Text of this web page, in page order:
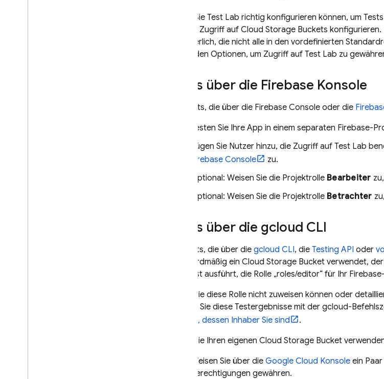
Damit Sie Test Lab richtig konfigurieren können, um
Sie den Zugriff auf Cloud Storage Buckets
erforderlich, die nicht alle in den vordefinierten
folgenden Optionen, um Zugriff auf Test Lab zu
Tests über die Firebase Konsole
Für Tests, die über die Firebase Console oder die
Testen Sie Ihre App in einem separaten Firebase-
Fügen Sie Nutzer hinzu, die Zugriff auf Test Lab
Firebase Console
zu.
Optional: Weisen Sie die Projektrolle Bearbeiter
Optional: Weisen Sie die Projektrolle Betrachter
Tests über die gcloud CLI
Bei Tests, die über die gcloud CLI, die Testing API oder
standardmäßig ein Cloud Storage Bucket verwendet,
den Test ausführt, die Rolle „roles/editor“ für Ihr
Wenn Sie diese Rolle nicht zuweisen können oder
können Sie diese Testergebnisse mit der gcloud-
senden, dessen Inhaber Sie sind
.
Wenn Sie Ihren eigenen Cloud Storage Bucket
Weisen Sie über die Google Cloud Konsole ein
Berechtigungen gewähren.